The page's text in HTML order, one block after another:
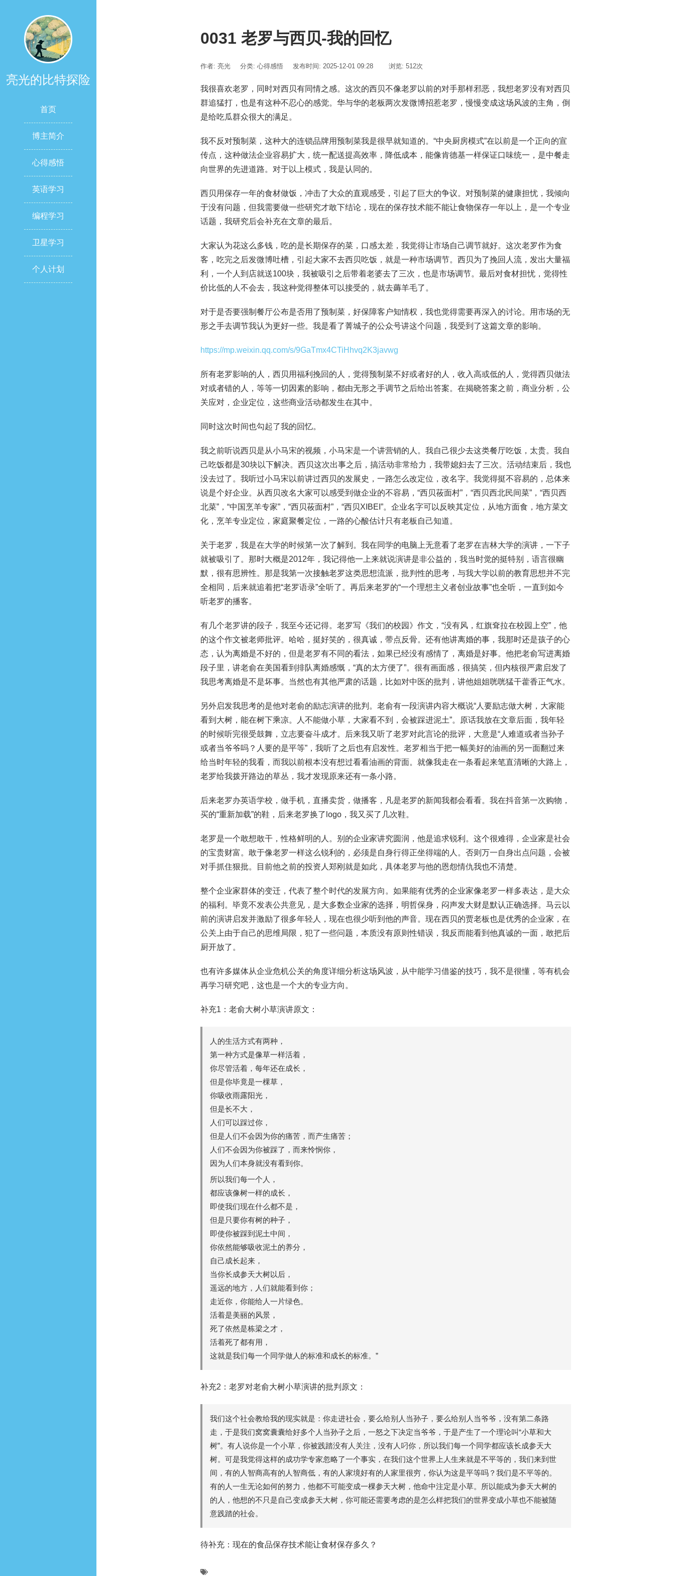
亮光的比特探险
首页
博主简介
心得感悟
英语学习
编程学习
卫星学习
个人计划
0031 老罗与西贝-我的回忆
作者: 亮光 分类: 心得感悟 发布时间: 2025-12-01 09:28 浏览: 512次
我很喜欢老罗，同时对西贝有同情之感。这次的西贝不像老罗以前的对手那样邪恶，我想老罗没有对西贝
群追猛打，也是有这种不忍心的感觉。华与华的老板两次发微博招惹老罗，慢慢变成这场风波的主角，倒
是给吃瓜群众很大的满足。
我不反对预制菜，这种大的连锁品牌用预制菜我是很早就知道的。“中央厨房模式”在以前是一个正向的宣
传点，这种做法企业容易扩大，统一配送提高效率，降低成本，能像肯德基一样保证口味统一，是中餐走
向世界的先进道路。对于以上模式，我是认同的。
西贝用保存一年的食材做饭，冲击了大众的直观感受，引起了巨大的争议。对预制菜的健康担忧，我倾向
于没有问题，但我需要做一些研究才敢下结论，现在的保存技术能不能让食物保存一年以上，是一个专业
话题，我研究后会补充在文章的最后。
大家认为花这么多钱，吃的是长期保存的菜，口感太差，我觉得让市场自己调节就好。这次老罗作为食
客，吃完之后发微博吐槽，引起大家不去西贝吃饭，就是一种市场调节。西贝为了挽回人流，发出大量福
利，一个人到店就送100块，我被吸引之后带着老婆去了三次，也是市场调节。最后对食材担忧，觉得性
价比低的人不会去，我这种觉得整体可以接受的，就去薅羊毛了。
对于是否要强制餐厅公布是否用了预制菜，好保障客户知情权，我也觉得需要再深入的讨论。用市场的无
形之手去调节我认为更好一些。我是看了菁城子的公众号讲这个问题，我受到了这篇文章的影响。
https://mp.weixin.qq.com/s/9GaTmx4CTiHhvq2K3javwg
所有老罗影响的人，西贝用福利挽回的人，觉得预制菜不好或者好的人，收入高或低的人，觉得西贝做法
对或者错的人，等等一切因素的影响，都由无形之手调节之后给出答案。在揭晓答案之前，商业分析，公
关应对，企业定位，这些商业活动都发生在其中。
同时这次时间也勾起了我的回忆。
我之前听说西贝是从小马宋的视频，小马宋是一个讲营销的人。我自己很少去这类餐厅吃饭，太贵。我自
己吃饭都是30块以下解决。西贝这次出事之后，搞活动非常给力，我带媳妇去了三次。活动结束后，我也
没去过了。我听过小马宋以前讲过西贝的发展史，一路怎么改定位，改名字。我觉得挺不容易的，总体来
说是个好企业。从西贝改名大家可以感受到做企业的不容易，“西贝莜面村”，“西贝西北民间菜”，“西贝西
北菜”，“中国烹羊专家”，“西贝莜面村”，“西贝XIBEI”。企业名字可以反映其定位，从地方面食，地方菜文
化，烹羊专业定位，家庭聚餐定位，一路的心酸估计只有老板自己知道。
关于老罗，我是在大学的时候第一次了解到。我在同学的电脑上无意看了老罗在吉林大学的演讲，一下子
就被吸引了。那时大概是2012年，我记得他一上来就说演讲是非公益的，我当时觉的挺特别，语言很幽
默，很有思辨性。那是我第一次接触老罗这类思想流派，批判性的思考，与我大学以前的教育思想并不完
全相同，后来就追着把“老罗语录”全听了。再后来老罗的“一个理想主义者创业故事”也全听，一直到如今
听老罗的播客。
有几个老罗讲的段子，我至今还记得。老罗写《我们的校园》作文，“没有风，红旗耷拉在校园上空”，他
的这个作文被老师批评。哈哈，挺好笑的，很真诚，带点反骨。还有他讲离婚的事，我那时还是孩子的心
态，认为离婚是不好的，但是老罗有不同的看法，如果已经没有感情了，离婚是好事。他把老俞写进离婚
段子里，讲老俞在美国看到排队离婚感慨，“真的太方便了”。很有画面感，很搞笑，但内核很严肃启发了
我思考离婚是不是坏事。当然也有其他严肃的话题，比如对中医的批判，讲他姐姐咣咣猛干藿香正气水。
另外启发我思考的是他对老俞的励志演讲的批判。老俞有一段演讲内容大概说“人要励志做大树，大家能
看到大树，能在树下乘凉。人不能做小草，大家看不到，会被踩进泥土”。原话我放在文章后面，我年轻
的时候听完很受鼓舞，立志要奋斗成才。后来我又听了老罗对此言论的批评，大意是“人难道或者当孙子
或者当爷爷吗？人要的是平等”，我听了之后也有启发性。老罗相当于把一幅美好的油画的另一面翻过来
给当时年轻的我看，而我以前根本没有想过看看油画的背面。就像我走在一条看起来笔直清晰的大路上，
老罗给我拨开路边的草丛，我才发现原来还有一条小路。
后来老罗办英语学校，做手机，直播卖货，做播客，凡是老罗的新闻我都会看看。我在抖音第一次购物，
买的“重新加载”的鞋，后来老罗换了logo，我又买了几次鞋。
老罗是一个敢想敢干，性格鲜明的人。别的企业家讲究圆润，他是追求锐利。这个很难得，企业家是社会
的宝贵财富。敢于像老罗一样这么锐利的，必须是自身行得正坐得端的人。否则万一自身出点问题，会被
对手抓住狠批。目前他之前的投资人郑刚就是如此，具体老罗与他的恩怨情仇我也不清楚。
整个企业家群体的变迁，代表了整个时代的发展方向。如果能有优秀的企业家像老罗一样多表达，是大众
的福利。毕竟不发表公共意见，是大多数企业家的选择，明哲保身，闷声发大财是默认正确选择。马云以
前的演讲启发并激励了很多年轻人，现在也很少听到他的声音。现在西贝的贾老板也是优秀的企业家，在
公关上由于自己的思维局限，犯了一些问题，本质没有原则性错误，我反而能看到他真诚的一面，敢把后
厨开放了。
也有许多媒体从企业危机公关的角度详细分析这场风波，从中能学习借鉴的技巧，我不是很懂，等有机会
再学习研究吧，这也是一个大的专业方向。
补充1：老俞大树小草演讲原文：
人的生活方式有两种，
第一种方式是像草一样活着，
你尽管活着，每年还在成长，
但是你毕竟是一棵草，
你吸收雨露阳光，
但是长不大，
人们可以踩过你，
但是人们不会因为你的痛苦，而产生痛苦；
人们不会因为你被踩了，而来怜悯你，
因为人们本身就没有看到你。
所以我们每一个人，
都应该像树一样的成长，
即使我们现在什么都不是，
但是只要你有树的种子，
即使你被踩到泥土中间，
你依然能够吸收泥土的养分，
自己成长起来，
当你长成参天大树以后，
遥远的地方，人们就能看到你；
走近你，你能给人一片绿色。
活着是美丽的风景，
死了依然是栋梁之才，
活着死了都有用，
这就是我们每一个同学做人的标准和成长的标准。”
补充2：老罗对老俞大树小草演讲的批判原文：
我们这个社会教给我的现实就是：你走进社会，要么给别人当孙子，要么给别人当爷爷，没有第二条路
走，于是我们窝窝囊囊给好多个人当孙子之后，一怒之下决定当爷爷，于是产生了一个理论叫“小草和大
树”。有人说你是一个小草，你被践踏没有人关注，没有人叼你，所以我们每一个同学都应该长成参天大
树。可是我觉得这样的成功学专家忽略了一个事实，在我们这个世界上人生来就是不平等的，我们来到世
间，有的人智商高有的人智商低，有的人家境好有的人家里很穷，你认为这是平等吗？我们是不平等的。
有的人一生无论如何的努力，他都不可能变成一棵参天大树，他命中注定是小草。所以能成为参天大树的
的人，他想的不只是自己变成参天大树，你可能还需要考虑的是怎么样把我们的世界变成小草也不能被随
意践踏的社会。
待补充：现在的食品保存技术能让食材保存多久？